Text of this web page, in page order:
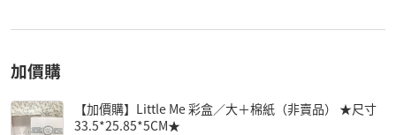
加價購
【加價購】Little Me 彩盒／大＋棉紙（非賣品） ★尺寸
33.5*25.85*5CM★